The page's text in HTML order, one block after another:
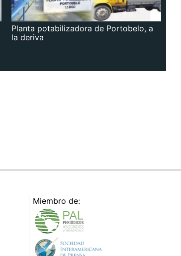
Planta potabilizadora de Portobelo, a
la deriva
Miembro de: